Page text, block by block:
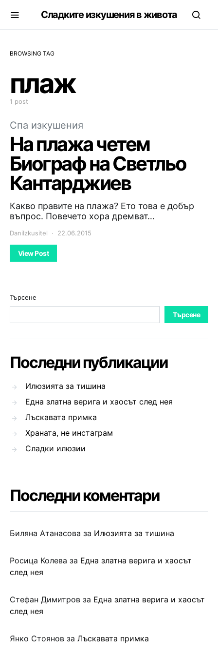
Сладките изкушения в живота
BROWSING TAG
плаж
1 post
Спа изкушения
На плажа четем
Биограф на Светльо
Кантарджиев
Какво правите на плажа? Ето това е добър
въпрос. Повечето хора дремват…
DaniIzkusitel 22.06.2015
View Post
Търсене
Търсене
Последни публикации
Илюзията за тишина
Една златна верига и хаосът след нея
Лъскавата примка
Храната, не инстаграм
Сладки илюзии
Последни коментари
Биляна Атанасова за Илюзията за тишина
Росица Колева за Една златна верига и хаосът
след нея
Стефан Димитров за Една златна верига и хаосът
след нея
Янко Стоянов за Лъскавата примка